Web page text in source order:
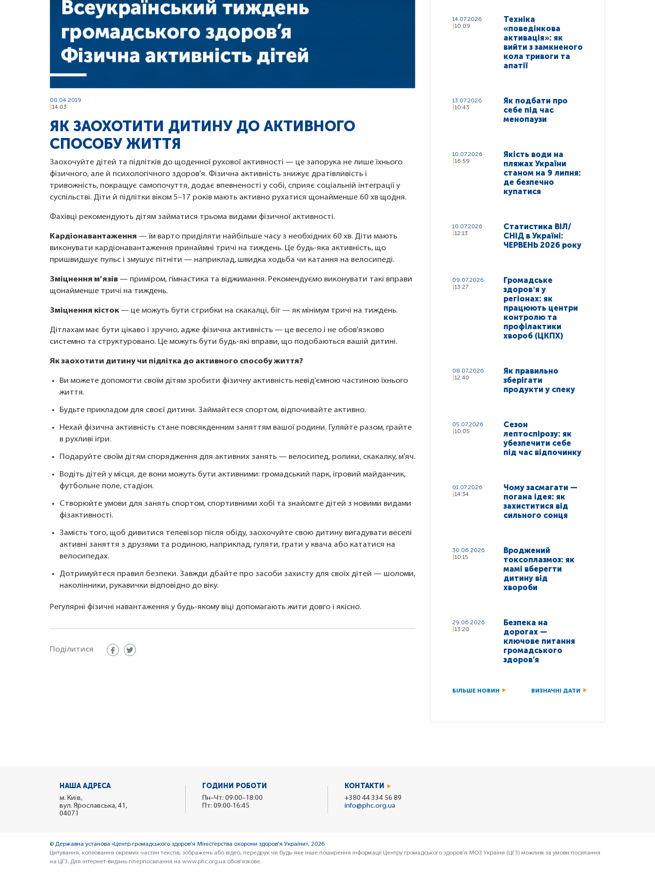
08.04.2019
14:03
ЯК ЗАОХОТИТИ ДИТИНУ ДО АКТИВНОГО
СПОСОБУ ЖИТТЯ
Заохочуйте дітей та підлітків до щоденної рухової активності — це запорука не лише їхнього
фізичного, але й психологічного здоров’я. Фізична активність знижує дратівливість і
тривожність, покращує самопочуття, додає впевненості у собі, сприяє соціальній інтеграції у
суспільстві. Діти й підлітки віком 5–17 років мають активно рухатися щонайменше 60 хв щодня.
Фахівці рекомендують дітям займатися трьома видами фізичної активності.
Кардіонавантаження — їм варто приділяти найбільше часу з необхідних 60 хв. Діти мають
виконувати кардіонавантаження принаймні тричі на тиждень. Це будь-яка активність, що
пришвидшує пульс і змушує пітніти — наприклад, швидка ходьба чи катання на велосипеді.
Зміцнення м’язів — приміром, гімнастика та віджимання. Рекомендуємо виконувати такі вправи
щонайменше тричі на тиждень.
Зміцнення кісток — це можуть бути стрибки на скакалці, біг — як мінімум тричі на тиждень.
Дітлахам має бути цікаво і зручно, адже фізична активність — це весело і не обов’язково
системно та структуровано. Це можуть бути будь-які вправи, що подобаються вашій дитині.
Як заохотити дитину чи підлітка до активного способу життя?
Ви можете допомогти своїм дітям зробити фізичну активність невід’ємною частиною їхнього
життя.
Будьте прикладом для своєї дитини. Займайтеся спортом, відпочивайте активно.
Нехай фізична активність стане повсякденним заняттям вашої родини. Гуляйте разом, грайте
в рухливі ігри.
Подаруйте своїм дітям спорядження для активних занять — велосипед, ролики, скакалку, м’яч.
Водіть дітей у місця, де вони можуть бути активними: громадський парк, ігровий майданчик,
футбольне поле, стадіон.
Створюйте умови для занять спортом, спортивними хобі та знайомте дітей з новими видами
фізактивності.
Замість того, щоб дивитися телевізор після обіду, заохочуйте свою дитину вигадувати веселі
активні заняття з друзями та родиною, наприклад, гуляти, грати у квача або кататися на
велосипедах.
Дотримуйтеся правил безпеки. Завжди дбайте про засоби захисту для своїх дітей — шоломи,
наколінники, рукавички відповідно до віку.
Регулярні фізичні навантаження у будь-якому віці допомагають жити довго і якісно.
Поділитися
14.07.2026
10:09
Техніка
«поведінкова
активація»: як
вийти з замкненого
кола тривоги та
апатії
13.07.2026
10:43
Як подбати про
себе під час
менопаузи
10.07.2026
16:59
Якість води на
пляжах України
станом на 9 липня:
де безпечно
купатися
10.07.2026
12:13
Статистика ВІЛ/
СНІД в Україні:
ЧЕРВЕНЬ 2026 року
09.07.2026
13:27
Громадське
здоровʼя у
регіонах: як
працюють центри
контролю та
профілактики
хвороб (ЦКПХ)
08.07.2026
12:40
Як правильно
зберігати
продукти у спеку
05.07.2026
10:05
Сезон
лептоспірозу: як
убезпечити себе
під час відпочинку
01.07.2026
14:34
Чому засмагати —
погана ідея: як
захиститися від
сильного сонця
30.06.2026
10:15
Вроджений
токсоплазмоз: як
мамі вберегти
дитину від
хвороби
29.06.2026
13:20
Безпека на
дорогах —
ключове питання
громадського
здоров’я
БІЛЬШЕ НОВИН ВИЗНАЧНІ ДАТИ
НАША АДРЕСА
м. Київ,
вул. Ярославська, 41,
04071
ГОДИНИ РОБОТИ
Пн–Чт: 09:00–18:00
Пт: 09:00-16:45
КОНТАКТИ
+380 44 334 56 89
info@phc.org.ua
© Державна установа «Центр громадського здоров’я Міністерства охорони здоров’я України», 2026
Цитування, копіювання окремих частин текстів, зображень або відео, передрук чи будь-яке інше поширення інформації Центру громадського здоров’я МОЗ України (ЦГЗ) можливі за умови посилання
на ЦГЗ. Для інтернет-видань гіперпосилання на www.phc.org.ua обов’язкове.